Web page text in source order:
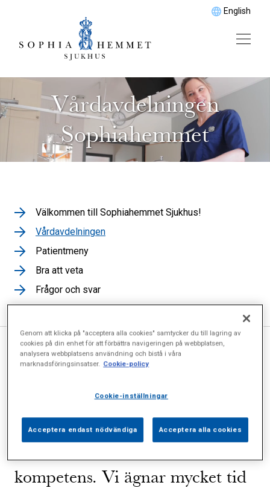
English
Vårdavdelningen
Sophiahemmet
Välkommen till Sophiahemmet Sjukhus!
Vårdavdelningen
Patientmeny
Bra att veta
Frågor och svar
Välkommen till Sophiahemmets
sjuksköterskor och
undersköterskor med bred
kompetens. Vi ägnar mycket tid
Genom att klicka på "acceptera alla cookies" samtycker du till lagring av
cookies på din enhet för att förbättra navigeringen på webbplatsen,
analysera webbplatsens användning och bistå i våra
marknadsföringsinsatser. Cookie-policy
Cookie-inställningar
Acceptera endast nödvändiga Acceptera alla cookies